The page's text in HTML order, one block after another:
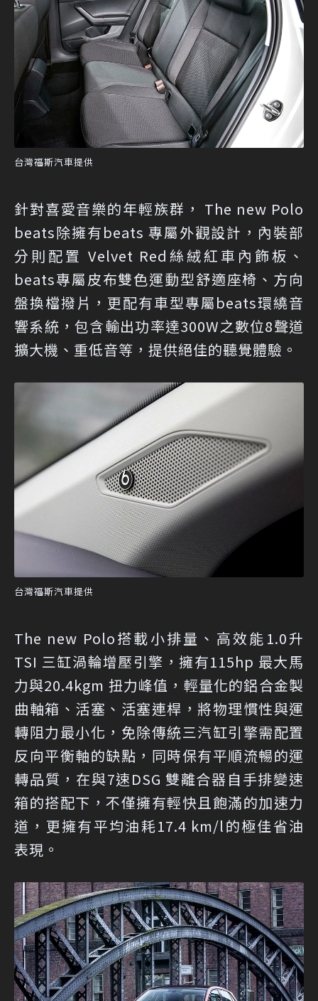
台灣福斯汽車提供
針對喜愛音樂的年輕族群， The new Polo
beats除擁有beats 專屬外觀設計，內裝部
分則配置 Velvet Red絲絨紅車內飾板、
beats專屬皮布雙色運動型舒適座椅、方向
盤換檔撥片，更配有車型專屬beats環繞音
響系統，包含輸出功率達300W之數位8聲道
擴大機、重低音等，提供絕佳的聽覺體驗。
台灣福斯汽車提供
The new Polo搭載小排量、高效能1.0升
TSI 三缸渦輪增壓引擎，擁有115hp 最大馬
力與20.4kgm 扭力峰值，輕量化的鋁合金製
曲軸箱、活塞、活塞連桿，將物理慣性與運
轉阻力最小化，免除傳統三汽缸引擎需配置
反向平衡軸的缺點，同時保有平順流暢的運
轉品質，在與7速DSG 雙離合器自手排變速
箱的搭配下，不僅擁有輕快且飽滿的加速力
道，更擁有平均油耗17.4 km/l的極佳省油
表現。